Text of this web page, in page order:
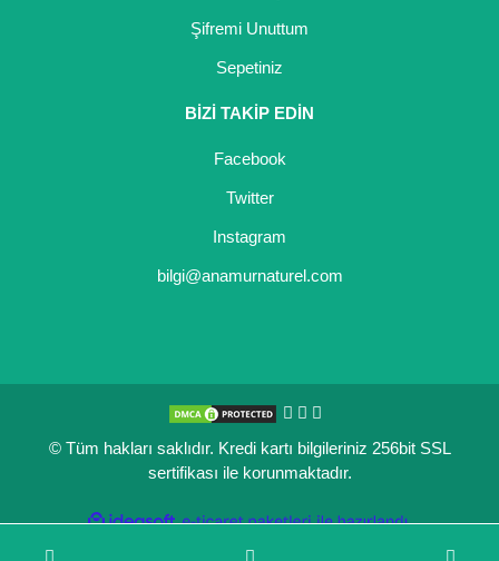
Şifremi Unuttum
Sepetiniz
BİZİ TAKİP EDİN
Facebook
Twitter
Instagram
bilgi@anamurnaturel.com
© Tüm hakları saklıdır. Kredi kartı bilgileriniz 256bit SSL
sertifikası ile korunmaktadır.
ideasoft
e-
ile